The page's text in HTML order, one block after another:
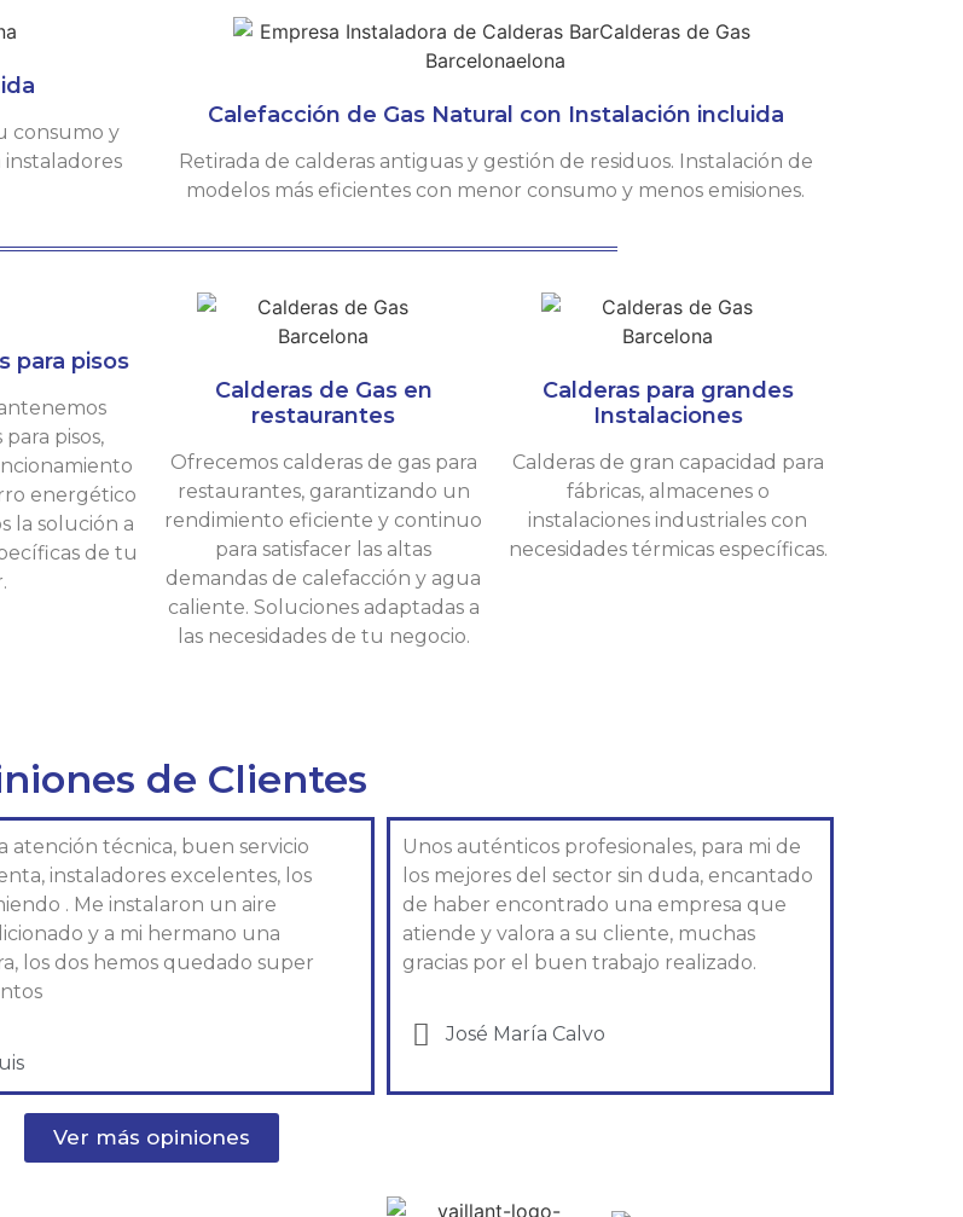
consumo y
instaladores
Calefacción de Gas Natural con Instalación incluida
Retirada de calderas antiguas y gestión de residuos. Instalación de
modelos más eficientes con menor consumo y menos emisiones.
para pisos
pisos,
energético
la solución a
de tu
Calderas de Gas en
restaurantes
Ofrecemos calderas de gas para
restaurantes, garantizando un
rendimiento eficiente y continuo
para satisfacer las altas
demandas de calefacción y agua
caliente. Soluciones adaptadas a
las necesidades de tu negocio.
Calderas para grandes
Instalaciones
Calderas de gran capacidad para
fábricas, almacenes o
instalaciones industriales con
necesidades térmicas específicas.
de Clientes
atención técnica, buen servicio
instaladores excelentes, los
. Me instalaron un aire
y a mi hermano una
los dos hemos quedado super
Unos auténticos profesionales, para mi de
los mejores del sector sin duda, encantado
de haber encontrado una empresa que
atiende y valora a su cliente, muchas
gracias por el buen trabajo realizado.
José María Calvo
Ver más opiniones